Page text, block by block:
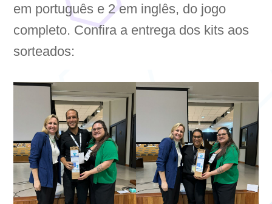
em português e 2 em inglês, do jogo
completo. Confira a entrega dos kits aos
sorteados: